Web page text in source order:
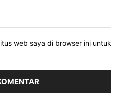
web saya di browser ini untuk